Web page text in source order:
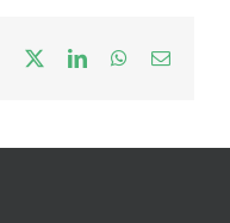
LinkedInWhatsApp
Correo